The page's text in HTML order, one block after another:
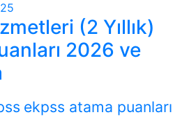
(2 Yıllık)
2026 ve
ekpss atama puanları